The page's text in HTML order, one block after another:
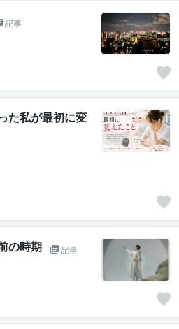
記事
た私が最初に変
の時期
記事